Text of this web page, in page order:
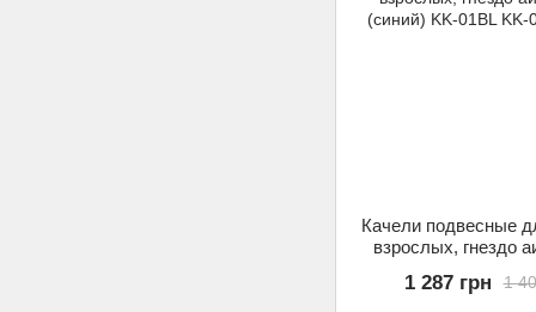
Качели подвесные
взрослых, гнездо
1
1 287 грн